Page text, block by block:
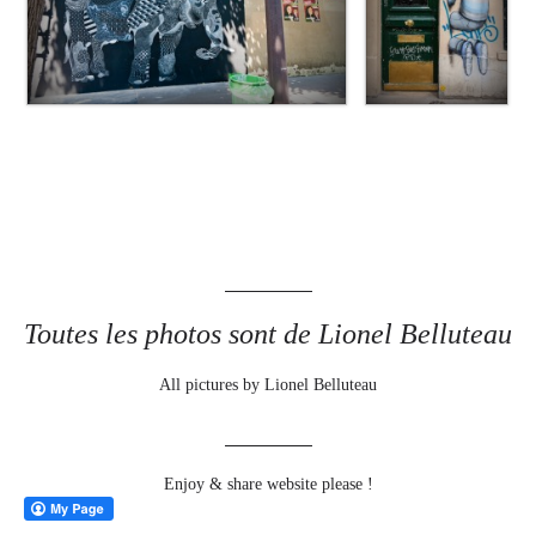
Toutes les photos sont de Lionel Belluteau
All pictures by Lionel Belluteau
Enjoy & share website please !